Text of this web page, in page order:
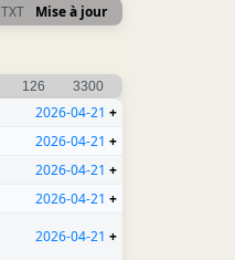
TXT Mise à jour
126 3300
2026-04-21 +
2026-04-21 +
2026-04-21 +
2026-04-21 +
2026-04-21 +